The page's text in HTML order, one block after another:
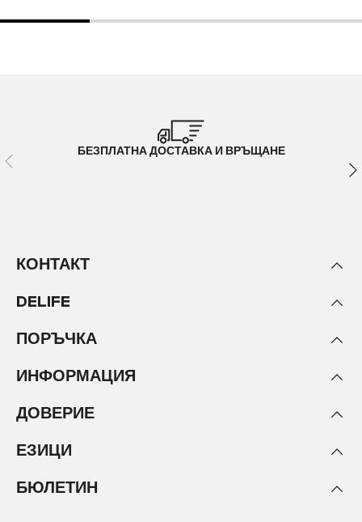
БЕЗПЛАТНА ДОСТАВКА И ВРЪЩАНЕ
КОНТАКТ
DELIFE
ПОРЪЧКА
ИНФОРМАЦИЯ
ДОВЕРИЕ
ЕЗИЦИ
БЮЛЕТИН